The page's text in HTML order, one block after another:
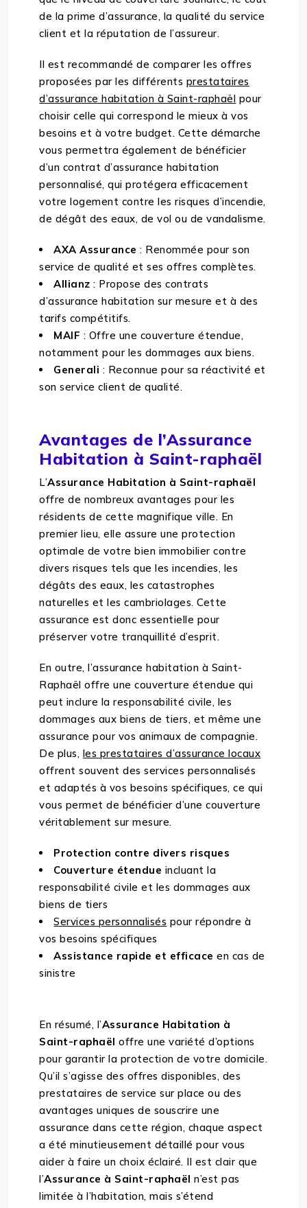
de la prime d’assurance, la qualité du service
client et la réputation de l’assureur.
Il est recommandé de comparer les offres
proposées par les différents prestataires
d’assurance habitation à Saint-raphaël pour
choisir celle qui correspond le mieux à vos
besoins et à votre budget. Cette démarche
vous permettra également de bénéficier
d’un contrat d’assurance habitation
personnalisé, qui protégera efficacement
votre logement contre les risques d’incendie,
de dégât des eaux, de vol ou de vandalisme.
AXA Assurance : Renommée pour son
service de qualité et ses offres complètes.
Allianz : Propose des contrats
d’assurance habitation sur mesure et à des
tarifs compétitifs.
MAIF : Offre une couverture étendue,
notamment pour les dommages aux biens.
Generali : Reconnue pour sa réactivité et
son service client de qualité.
Avantages de l’Assurance
Habitation à Saint-raphaël
L’Assurance Habitation à Saint-raphaël
offre de nombreux avantages pour les
résidents de cette magnifique ville. En
premier lieu, elle assure une protection
optimale de votre bien immobilier contre
divers risques tels que les incendies, les
dégâts des eaux, les catastrophes
naturelles et les cambriolages. Cette
assurance est donc essentielle pour
préserver votre tranquillité d’esprit.
En outre, l’assurance habitation à Saint-
Raphaël offre une couverture étendue qui
peut inclure la responsabilité civile, les
dommages aux biens de tiers, et même une
assurance pour vos animaux de compagnie.
De plus, les prestataires d’assurance locaux
offrent souvent des services personnalisés
et adaptés à vos besoins spécifiques, ce qui
vous permet de bénéficier d’une couverture
véritablement sur mesure.
Protection contre divers risques
Couverture étendue incluant la
responsabilité civile et les dommages aux
biens de tiers
Services personnalisés pour répondre à
vos besoins spécifiques
Assistance rapide et efficace en cas de
sinistre
En résumé, l’Assurance Habitation à
Saint-raphaël offre une variété d’options
pour garantir la protection de votre domicile.
Qu’il s’agisse des offres disponibles, des
prestataires de service sur place ou des
avantages uniques de souscrire une
assurance dans cette région, chaque aspect
a été minutieusement détaillé pour vous
aider à faire un choix éclairé. Il est clair que
l’Assurance à Saint-raphaël n’est pas
limitée à l’habitation, mais s’étend